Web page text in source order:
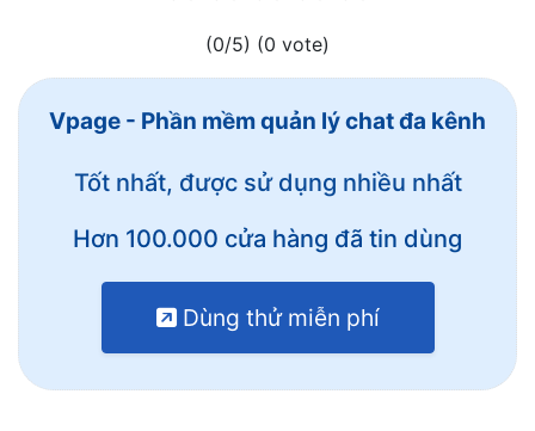
(0/5) (0 vote)
Vpage - Phần mềm quản lý chat đa kênh
Tốt nhất, được sử dụng nhiều nhất
Hơn 100.000 cửa hàng đã tin dùng
Dùng thử miễn phí